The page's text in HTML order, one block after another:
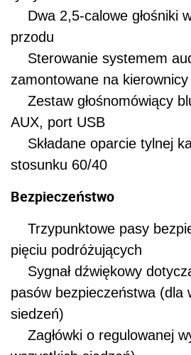
Dwa 2,5-calowe głośniki
przodu
Sterowanie systemem
zamontowane na kierownicy
Zestaw głośnomówiący
AUX, port USB
Składane oparcie tylnej
stosunku 60/40
Bezpieczeństwo
Trzypunktowe pasy
pięciu podróżujących
Sygnał dźwiękowy
pasów bezpieczeństwa (dla
siedzeń)
Zagłówki o regulowanej